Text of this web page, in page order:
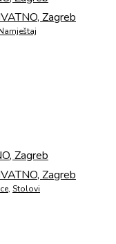
, Stolovi